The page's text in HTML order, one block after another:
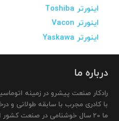
اینورتر Toshiba
اینورتر Vacon
اینورتر Yaskawa
درباره ما
رادکار صنعت پیشرو در زمینه
با کادری مجرب با سابقه طولانی و
ما 20 سال خوشنامی در صنعت